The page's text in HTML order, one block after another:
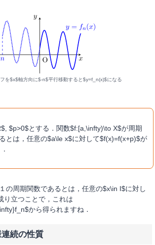
を$x$軸方向に$-n$平行移動すると$y=f_n(x)$になる
$p>0$とする．関数$f:[a,\infty)\to X$が周期
とは，任意の$a\le x$に対して$f(x)=f(x+p)$が
の周期関数であるとは，任意の$x\in I$に対し
り立つことで，これは
から得られますね．
続の性質